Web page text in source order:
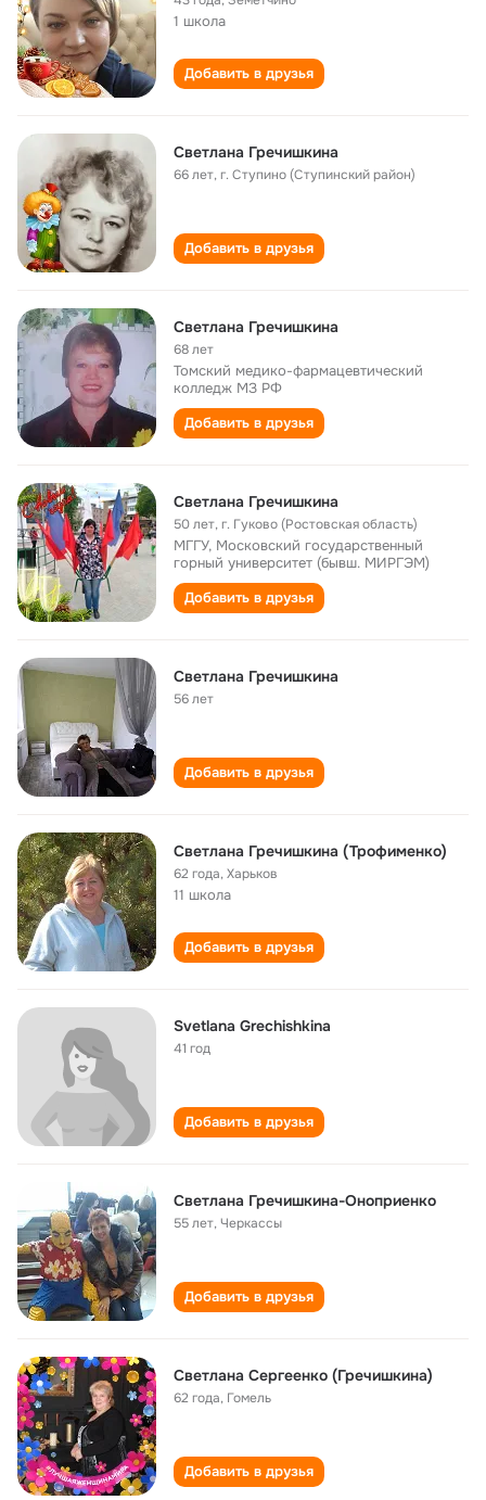
1 школа
Добавить в друзья
Светлана Гречишкина
66 лет,г. Ступино (Ступинский район)
Добавить в друзья
Светлана Гречишкина
68 лет
Томский медико-фармацевтический
колледж МЗ РФ
Добавить в друзья
Светлана Гречишкина
50 лет,г. Гуково (Ростовская область)
МГГУ, Московский государственный
горный университет (бывш. МИРГЭМ)
Добавить в друзья
Светлана Гречишкина
56 лет
Добавить в друзья
Светлана Гречишкина (Трофименко)
62 года,Харьков
11 школа
Добавить в друзья
Svetlana Grechishkina
41 год
Добавить в друзья
Светлана Гречишкина-Оноприенко
55 лет,Черкассы
Добавить в друзья
Светлана Сергеенко (Гречишкина)
62 года, Гомель
Добавить в друзья